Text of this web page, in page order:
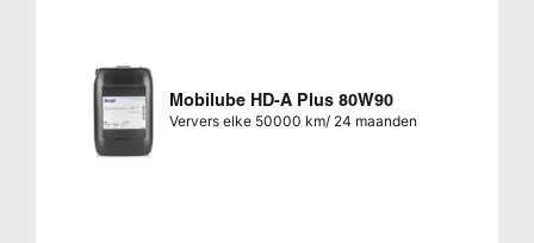
Mobilube HD-A Plus 80W90
Ververs elke 50000 km/ 24 maanden